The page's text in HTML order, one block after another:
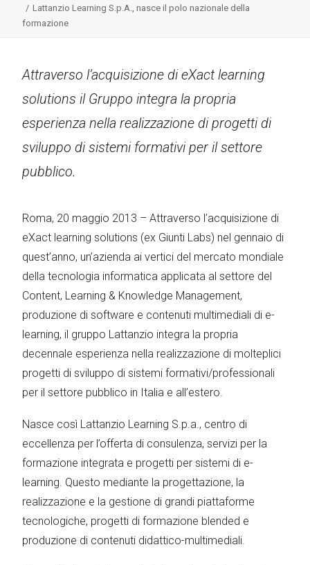
Lattanzio Learning S.p.A., nasce il polo nazionale della
formazione
Attraverso l’acquisizione di eXact learning
solutions il Gruppo integra la propria
esperienza nella realizzazione di progetti di
sviluppo di sistemi formativi per il settore
pubblico.
Roma, 20 maggio 2013 – Attraverso l’acquisizione di
eXact learning solutions (ex Giunti Labs) nel gennaio di
quest’anno, un’azienda ai vertici del mercato mondiale
della tecnologia informatica applicata al settore del
Content, Learning & Knowledge Management,
produzione di software e contenuti multimediali di e-
learning, il gruppo Lattanzio integra la propria
decennale esperienza nella realizzazione di molteplici
progetti di sviluppo di sistemi formativi/professionali
per il settore pubblico in Italia e all’estero.
Nasce così Lattanzio Learning S.p.a., centro di
eccellenza per l’offerta di consulenza, servizi per la
formazione integrata e progetti per sistemi di e-
learning. Questo mediante la progettazione, la
realizzazione e la gestione di grandi piattaforme
tecnologiche, progetti di formazione blended e
produzione di contenuti didattico-multimediali.